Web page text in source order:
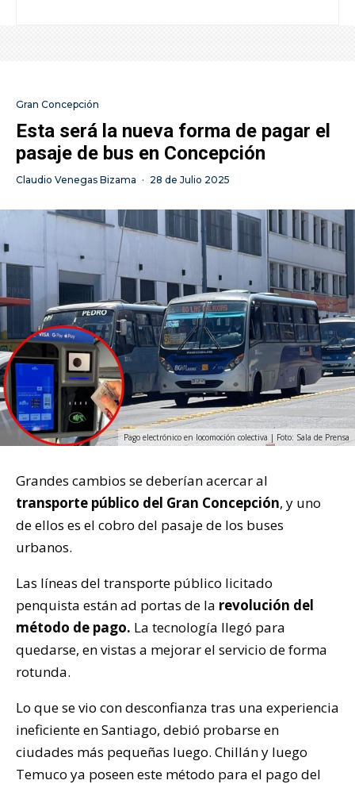
Gran Concepción
Esta será la nueva forma de pagar el
pasaje de bus en Concepción
Claudio Venegas Bizama · 28 de Julio 2025
Pago electrónico en locomoción colectiva | Foto: Sala de Prensa
Grandes cambios se deberían acercar al
transporte público del Gran Concepción, y uno
de ellos es el cobro del pasaje de los buses
urbanos.
Las líneas del transporte público licitado
penquista están ad portas de la revolución del
método de pago. La tecnología llegó para
quedarse, en vistas a mejorar el servicio de forma
rotunda.
Lo que se vio con desconfianza tras una experiencia
ineficiente en Santiago, debió probarse en
ciudades más pequeñas luego. Chillán y luego
Temuco ya poseen este método para el pago del